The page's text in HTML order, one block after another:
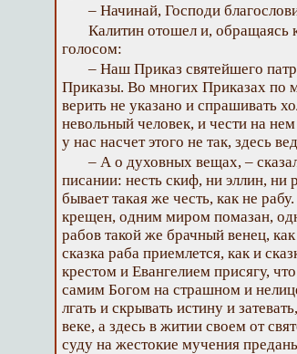
– Начинай, Господи
Калитин отошел и,
голосом:
– Наш Приказ святейшего
Приказы. Во многих Приказах по
верить не указано и спрашивать
невольный человек, и чести на
у нас насчет этого не так, здесь
– А о духовных вещах, –
писании: несть скиф, ни эллин,
бывает такая же честь, как не
крещен, одним миром помазан,
рабов такой же брачный венец,
сказка раба приемлется, как и
крестом и Евангелием присягу,
самим Богом на страшном и
лгать и скрывать истину и
веке, а здесь в житии своем от
суду на жестокие мучения